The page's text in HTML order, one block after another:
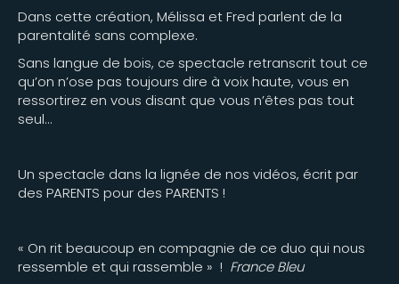
Dans cette création, Mélissa et Fred parlent de la
parentalité sans complexe.
Sans langue de bois, ce spectacle retranscrit tout ce
qu’on n’ose pas toujours dire à voix haute, vous en
ressortirez en vous disant que vous n’êtes pas tout
seul…
Un spectacle dans la lignée de nos vidéos, écrit par
des PARENTS pour des PARENTS !
« On rit beaucoup en compagnie de ce duo qui nous
ressemble et qui rassemble » ! France Bleu